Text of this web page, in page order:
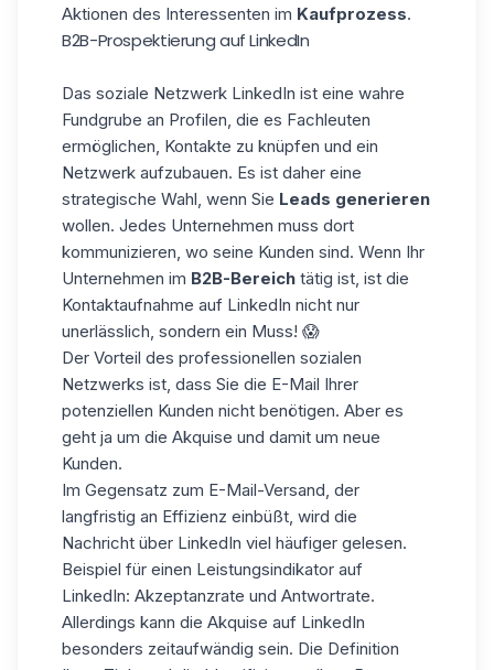
Aktionen des Interessenten im Kaufprozess.
B2B-Prospektierung auf LinkedIn
Das soziale Netzwerk LinkedIn ist eine wahre
Fundgrube an Profilen, die es Fachleuten
ermöglichen, Kontakte zu knüpfen und ein
Netzwerk aufzubauen. Es ist daher eine
strategische Wahl, wenn Sie Leads generieren
wollen. Jedes Unternehmen muss dort
kommunizieren, wo seine Kunden sind. Wenn Ihr
Unternehmen im B2B-Bereich tätig ist, ist die
Kontaktaufnahme auf LinkedIn nicht nur
unerlässlich, sondern ein Muss! 😱
Der Vorteil des professionellen sozialen
Netzwerks ist, dass Sie die E-Mail Ihrer
potenziellen Kunden nicht benötigen. Aber es
geht ja um die Akquise und damit um neue
Kunden.
Im Gegensatz zum E-Mail-Versand, der
langfristig an Effizienz einbüßt, wird die
Nachricht über LinkedIn viel häufiger gelesen.
Beispiel für einen Leistungsindikator auf
LinkedIn: Akzeptanzrate und Antwortrate.
Allerdings kann die Akquise auf LinkedIn
besonders zeitaufwändig sein. Die Definition